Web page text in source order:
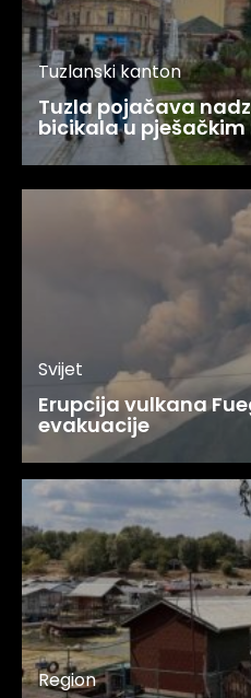
Tuzlanski kanton
Tuzla pojačava
bicikala u
Svijet
Erupcija vulkana
evakuacije
Region